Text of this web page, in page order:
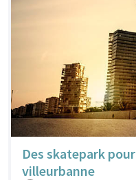
Des skatepark pour
villeurbanne